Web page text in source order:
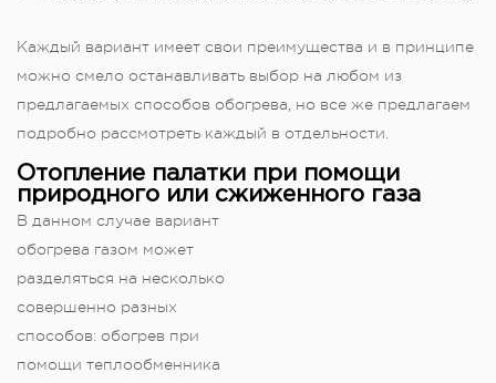
Каждый вариант имеет свои преимущества и в принципе
можно смело останавливать выбор на любом из
предлагаемых способов обогрева, но все же предлагаем
подробно рассмотреть каждый в отдельности.
Отопление палатки при помощи
природного или сжиженного газа
В данном случае вариант
обогрева газом может
разделяться на несколько
совершенно разных
способов: обогрев при
помощи теплообменника